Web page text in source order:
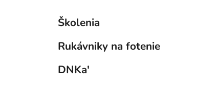
Preskočiť
kategórie
Školenia
Rukávniky na fotenie
DNKa'